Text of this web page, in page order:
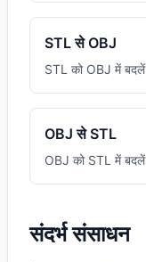
STL से OBJ
STL को OBJ में बदलें
OBJ से STL
OBJ को STL में बदलें
संदर्भ संसाधन